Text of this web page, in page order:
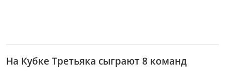
На Кубке Третьяка сыграют 8 команд